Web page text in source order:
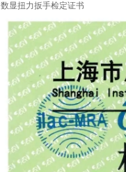
数显扭力扳手检定证书